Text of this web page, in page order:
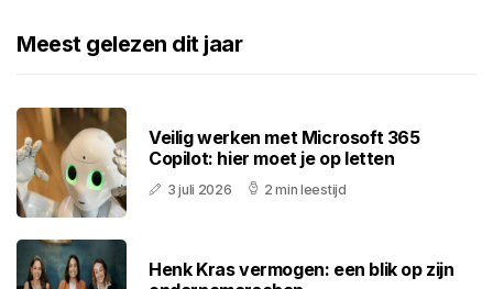
Meest gelezen dit jaar
Veilig werken met Microsoft 365
Copilot: hier moet je op letten
3 juli 2026 2 min leestijd
Henk Kras vermogen: een blik op zijn